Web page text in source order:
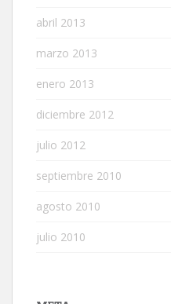
abril 2013
marzo 2013
enero 2013
diciembre 2012
julio 2012
septiembre 2010
agosto 2010
julio 2010